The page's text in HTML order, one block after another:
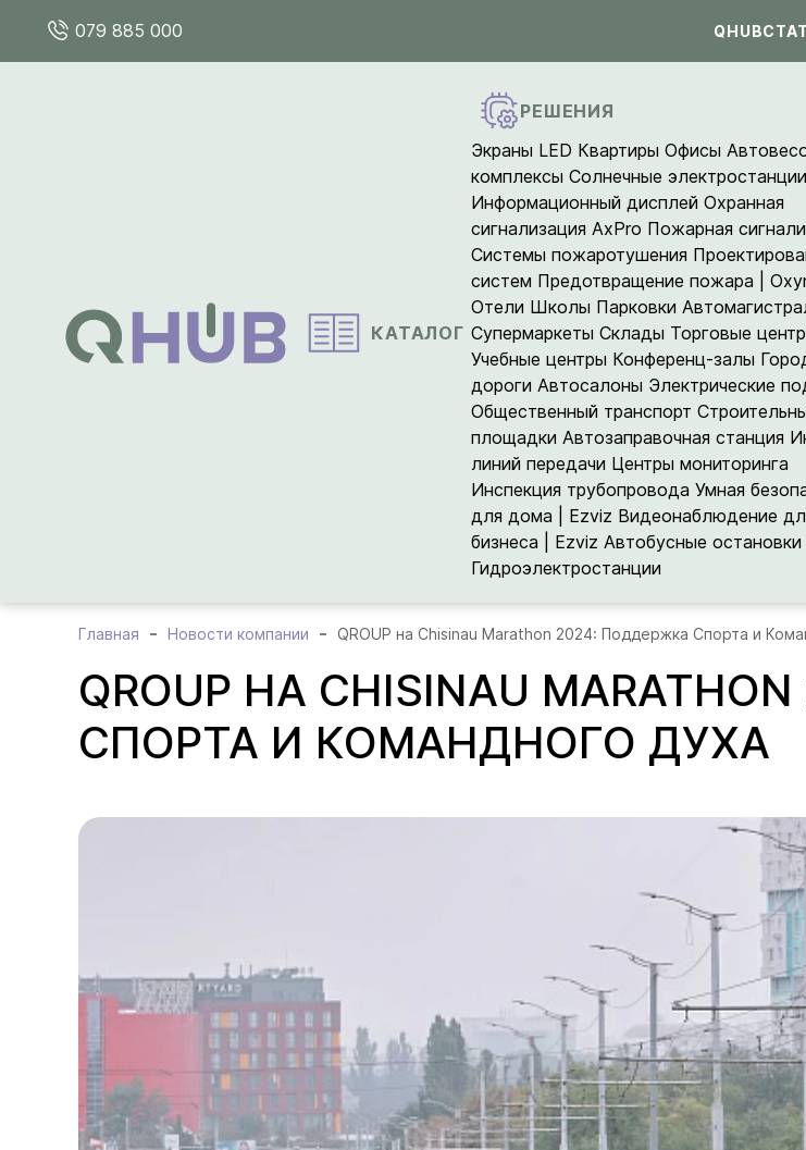
079 885 000 QHUB
КАТАЛОГ
РЕШЕНИЯ
Экраны LED Квартиры Офисы
комплексыСолнечные электростанции
Информационный дисплей Охранная
сигнализация AxPro Пожарная
Системы пожаротушения
систем Предотвращение пожара |
Отели Школы Парковки
Супермаркеты Склады Торговые
Учебные центры Конференц-залы
дороги Автосалоны Электрические
Общественный транспорт
площадки Автозаправочная станция
линий передачи Центры мониторинга
Инспекция трубопровода Умная
для дома | Ezviz Видеонаблюдение
бизнеса | Ezviz Автобусные остановки
Гидроэлектростанции
Главная Новости компании QROUP на Chisinau Marathon 2024: Поддержка Спорта и
QROUP НА CHISINAU
СПОРТА И КОМАНДНОГО ДУХА